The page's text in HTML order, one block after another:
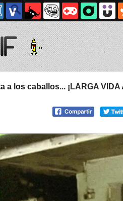
a los caballos... ¡LARGA VIDA